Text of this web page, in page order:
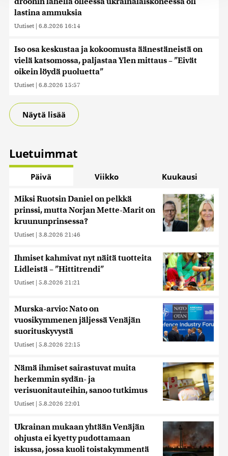
jaamme sosiaalisen median, mainosalan ja analytiikka-
alan kumppaneillemme tietoja siitä, miten käytät
sivustoamme. Kumppanimme voivat yhdistää näitä
kerätty, kun olet käyttänyt heidän palvelujaan. Tietoja
saatetaan myös siirtää ulkomaille.
lastina ammuksia
Uutiset | 6.8.2026 16:14
Iso osa keskustaa ja kokoomusta äänestäneistä on
vielä katsomossa, paljastaa Ylen mittaus – ”Eivät
oikein löydä puoluetta”
Uutiset | 6.8.2026 15:57
Näytä lisää
Luetuimmat
Päivä Viikko Kuukausi
Miksi Ruotsin Daniel on pelkkä
prinssi, mutta Norjan Mette-Marit on
kruununprinsessa?
Uutiset | 3.8.2026 21:46
Ihmiset kahmivat nyt näitä tuotteita
Lidleistä – ”Hittitrendi”
Uutiset | 5.8.2026 21:21
Murska-arvio: Nato on
vuosikymmenen jäljessä Venäjän
suorituskyvystä
Uutiset | 5.8.2026 22:15
Nämä ihmiset sairastuvat muita
herkemmin sydän- ja
verisuonitauteihin, sanoo tutkimus
Uutiset | 5.8.2026 22:01
Ukrainan mukaan yhtään Venäjän
ohjusta ei kyetty pudottamaan
iskussa, jossa kuoli toistakymmentä